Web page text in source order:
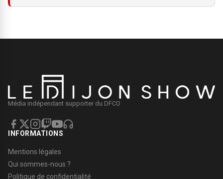
Média indépendant supporter du DFCO
INFORMATIONS
Mentions légales
Qui sommes-nous ?
Politique de confidentialité